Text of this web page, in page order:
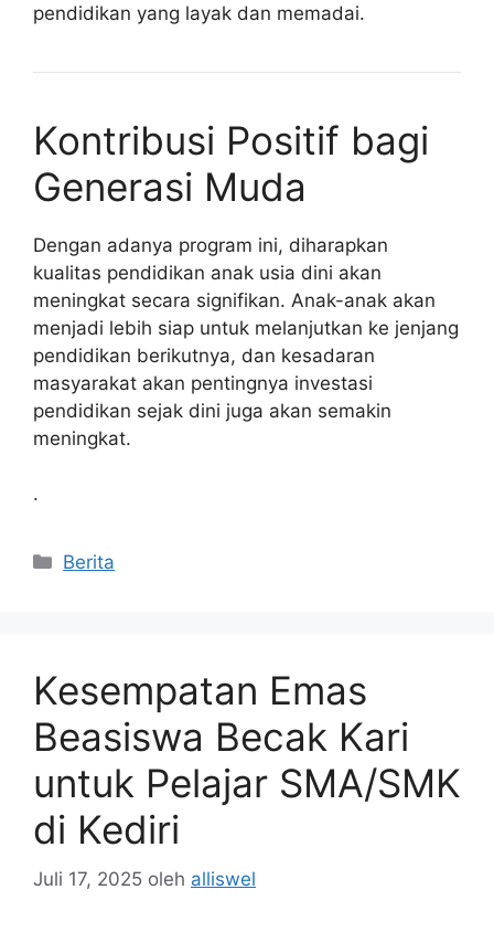
pendidikan yang layak dan memadai.
Kontribusi Positif bagi
Generasi Muda
Dengan adanya program ini, diharapkan
kualitas pendidikan anak usia dini akan
meningkat secara signifikan. Anak-anak akan
menjadi lebih siap untuk melanjutkan ke jenjang
pendidikan berikutnya, dan kesadaran
masyarakat akan pentingnya investasi
pendidikan sejak dini juga akan semakin
meningkat.
.
Kategori
Berita
Kesempatan Emas
Beasiswa Becak Kari
untuk Pelajar SMA/SMK
di Kediri
Juli 17, 2025 oleh alliswel